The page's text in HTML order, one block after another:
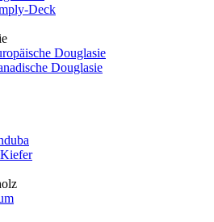
Deck
Douglasie
Douglasie